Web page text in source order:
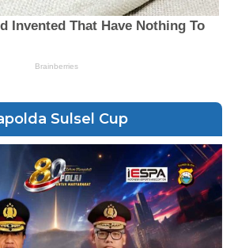
Sulsel Cup